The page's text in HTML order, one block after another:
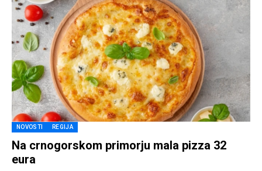
NOVOSTI REGIJA
Na crnogorskom primorju mala pizza 32
eura